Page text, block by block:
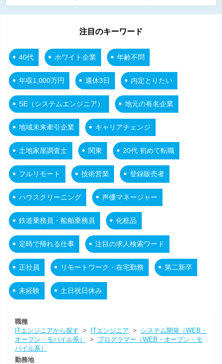
注目のキーワード
40代 ホワイト企業 年齢不問
年収1,000万円 週休3日 内定とりたい
SE（システムエンジニア） 地元の有名企業
地域未来牽引企業 キャリアチェンジ
土地家屋調査士 関東 20代 初めて転職
フルリモート 技術営業 登録販売者
ハウスクリーニング 声優マネージャー
鉄道乗務員・船舶乗務員 化粧品
定時で帰れる仕事 注目の求人検索ワード
正社員 リモートワーク・在宅勤務 第二新卒
未経験 土日祝日休み
職種
ITエンジニアから探す > ITエンジニア > システム開発（WEB・
オープン・モバイル系）
> プログラマー（WEB・オープン・モ
バイル系）
勤務地